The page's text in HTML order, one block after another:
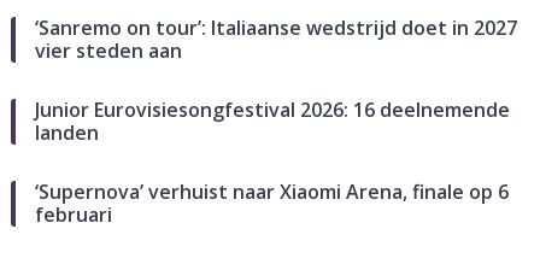
‘Sanremo on tour’: Italiaanse wedstrijd doet in 2027
vier steden aan
Junior Eurovisiesongfestival 2026: 16 deelnemende
landen
‘Supernova’ verhuist naar Xiaomi Arena, finale op 6
februari